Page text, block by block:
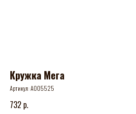
Кружка Мега
Артикул:А005525
732 р.